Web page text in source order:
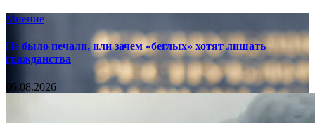
Мнение
Не было печали, или зачем «беглых» хотят лишать
гражданства
06.08.2026